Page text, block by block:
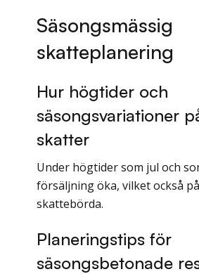
Säsongsmässig
skatteplanering
Hur högtider och
säsongsvariationer
skatter
Under högtider som jul och
försäljning öka, vilket också
skattebörda.
Planeringstips för
säsongsbetonade